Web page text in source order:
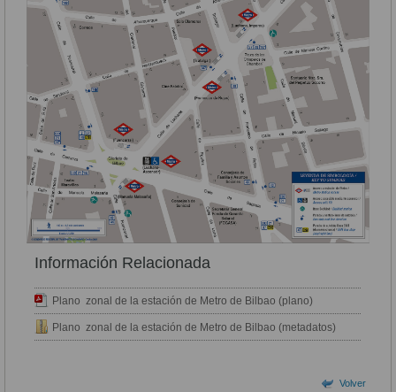
Información Relacionada
Plano zonal de la estación de Metro de Bilbao (plano)
Plano zonal de la estación de Metro de Bilbao (metadatos)
Volver